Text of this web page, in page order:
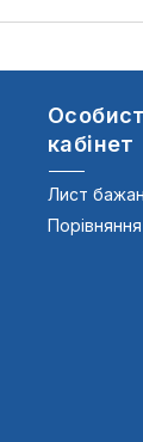
кабінет
Лист
Порівняння